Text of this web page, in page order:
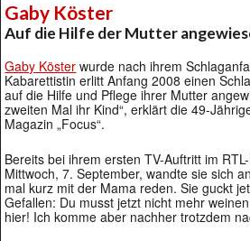
Gaby Köster
Auf die Hilfe der Mutter
Gaby Köster wurde nach ihrem
Kabarettistin erlitt Anfang 2008 einen
auf die Hilfe und Pflege ihrer Mutter
zweiten Mal ihr Kind“, erklärt die 49-
Magazin „Focus“.
Bereits bei ihrem ersten TV-Auftritt im
Mittwoch, 7. September, wandte sie sich
mal kurz mit der Mama reden. Sie guckt
Gefallen: Du musst jetzt nicht mehr
hier! Ich komme aber nachher trotzdem